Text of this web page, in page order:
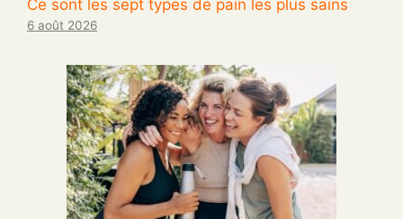
Ce sont les sept types de pain les plus sains
6 août 2026